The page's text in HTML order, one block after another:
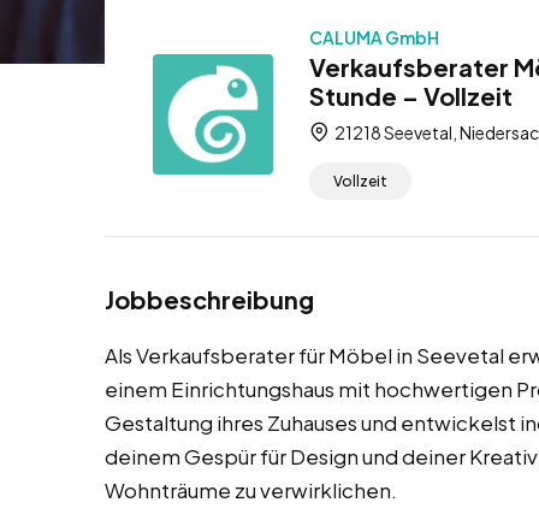
CALUMA GmbH
Verkaufsberater
Stunde – Vollzeit
21218 Seevetal,
Vollzeit
Jobbeschreibung
Als Verkaufsberater für Möbel in Seevetal
einem Einrichtungshaus mit hochwertigen
Gestaltung ihres Zuhauses und entwickelst
deinem Gespür für Design und deiner
Wohnträume zu verwirklichen.